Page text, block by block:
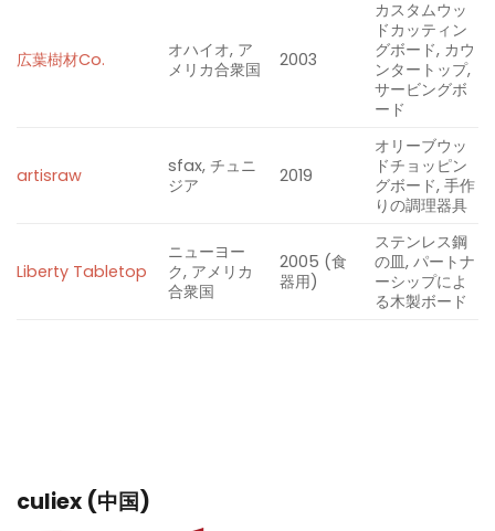
広葉樹材Co.
オハイオ, ア
メリカ合衆国
2003
カスタムウッ
ドカッティン
グボード, カウ
ンタートップ,
サービングボ
ード
artisraw
sfax, チュニ
ジア
2019
オリーブウッ
ドチョッピン
グボード, 手作
りの調理器具
Liberty Tabletop
ニューヨー
ク, アメリカ
合衆国
2005 (食
器用)
ステンレス鋼
の皿, パートナ
ーシップによ
る木製ボード
culiex (中国)